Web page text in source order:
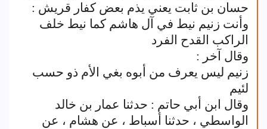
حسان بن ثابت يعني يذم بعض كفار قريش :
وأنت زنيم نيط في آل هاشم كما نيط خلف
الراكب القدح الفرد
وقال آخر :
زنيم ليس يعرف من أبوه بغي الأم ذو حسب
لئيم
وقال ابن أبي حاتم : حدثنا عمار بن خالد
الواسطي ، حدثنا أسباط ، عن هشام ، عن